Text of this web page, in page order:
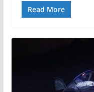
Read More